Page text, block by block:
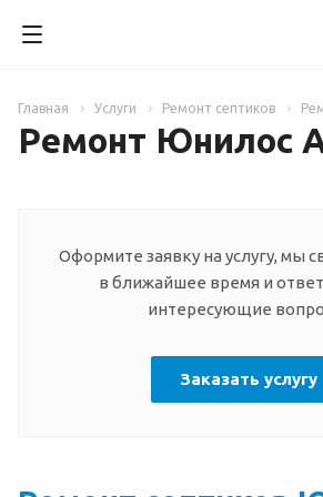
Главная Услуги Ремонт септиков
Ремонт Юнилос
Оформите заявку на услугу, мы
в ближайшее время и
интересующие
Заказать услугу